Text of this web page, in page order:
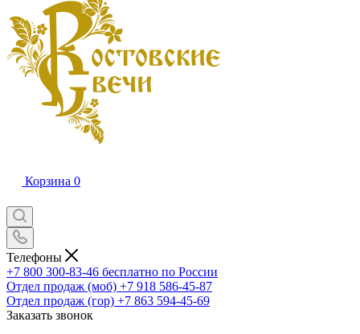
Корзина 0
Телефоны
+7 800 300-83-46 бесплатно по России
Отдел продаж (моб) +7 918 586-45-87
Отдел продаж (гор) +7 863 594-45-69
Заказать звонок